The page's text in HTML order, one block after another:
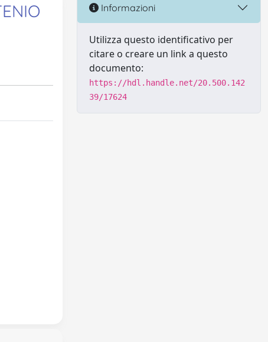
Informazioni
Utilizza questo identificativo per
citare o creare un link a questo
documento:
https://hdl.handle.net/20.500.142
39/17624